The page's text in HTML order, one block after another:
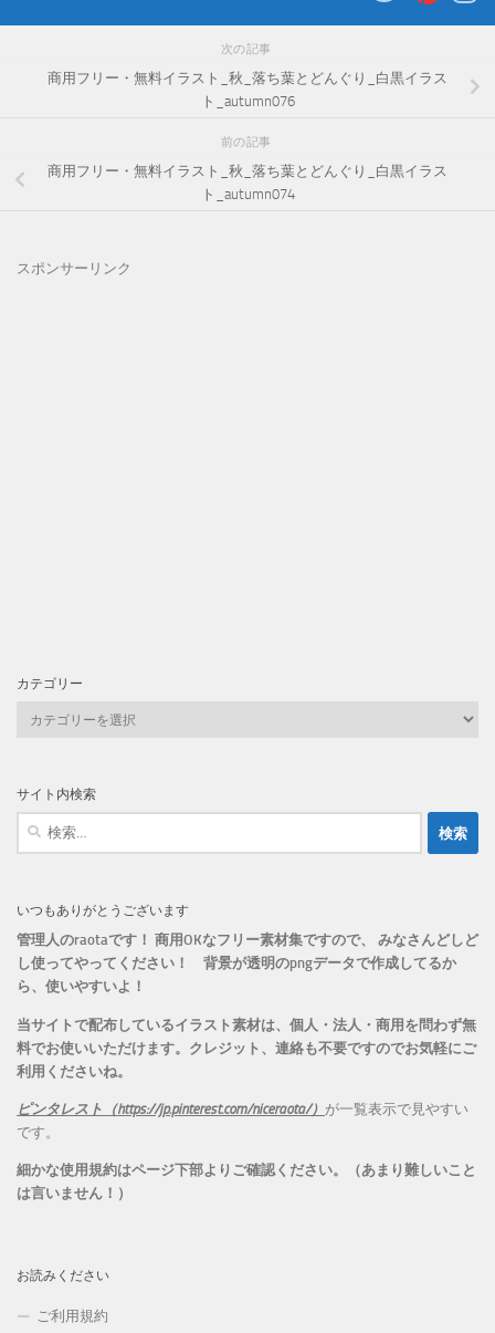
次の記事
商用フリー・無料イラスト_秋_落ち葉とどんぐり_白黒イラス
ト_autumn076
前の記事
商用フリー・無料イラスト_秋_落ち葉とどんぐり_白黒イラス
ト_autumn074
スポンサーリンク
カテゴリー
ー
サイト内検索
検
いつもありがとうございます
管理人のraotaです！ 商用OKなフリー素材集ですので、 みなさんどしど
し使ってやってください！ 背景が透明のpngデータで作成してるか
ら、 使いやすいよ！
当サイトで配布しているイラスト素材は、個人・法人・商用を問わず無
料でお使いいただけます。 クレジット、連絡も不要ですのでお気軽にご
利用くださいね。
ピンタレスト（https://jp.pinterest.com/niceraota/） が一覧表示で見やすい
です。
細かな使用規約はページ下部よりご確認ください。（あまり難しいこと
は言いません！）
お読みください
ご利用規約